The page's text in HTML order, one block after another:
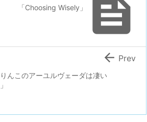

「Choosing Wisely」
りんこのアーユルヴェーダは凄い
 Prev